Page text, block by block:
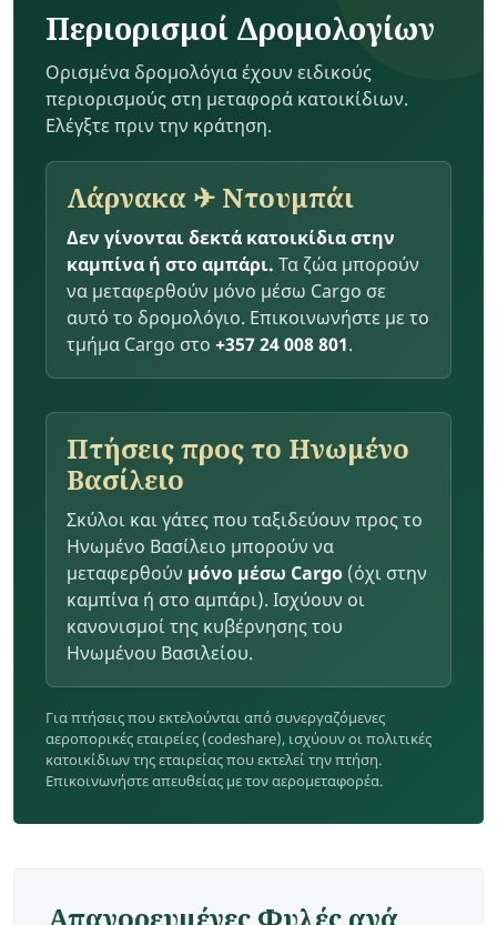
Περιορισμοί Δρομολογίων
Ορισμένα δρομολόγια έχουν ειδικούς
περιορισμούς στη μεταφορά κατοικίδιων.
Ελέγξτε πριν την κράτηση.
Λάρνακα ✈ Ντουμπάι
Δεν γίνονται δεκτά κατοικίδια στην
καμπίνα ή στο αμπάρι. Τα ζώα μπορούν
να μεταφερθούν μόνο μέσω Cargo σε
αυτό το δρομολόγιο. Επικοινωνήστε με το
τμήμα Cargo στο +357 24 008 801.
Πτήσεις προς το Ηνωμένο
Βασίλειο
Σκύλοι και γάτες που ταξιδεύουν προς το
Ηνωμένο Βασίλειο μπορούν να
μεταφερθούν μόνο μέσω Cargo (όχι στην
καμπίνα ή στο αμπάρι). Ισχύουν οι
κανονισμοί της κυβέρνησης του
Ηνωμένου Βασιλείου.
Για πτήσεις που εκτελούνται από συνεργαζόμενες
αεροπορικές εταιρείες (codeshare), ισχύουν οι πολιτικές
κατοικίδιων της εταιρείας που εκτελεί την πτήση.
Επικοινωνήστε απευθείας με τον αερομεταφορέα.